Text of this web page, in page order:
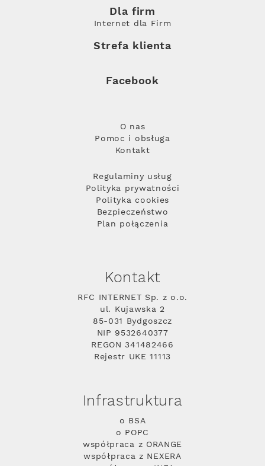
Dla firm
Internet dla Firm
Strefa klienta
Facebook
O nas
Pomoc i obsługa
Kontakt
Regulaminy usług
Polityka prywatności
Polityka cookies
Bezpieczeństwo
Plan połączenia
Kontakt
RFC INTERNET Sp. z o.o.
ul. Kujawska 2
85-031 Bydgoszcz
NIP 9532640377
REGON 341482466
Rejestr UKE 11113
Infrastruktura
o BSA
o POPC
współpraca z ORANGE
współpraca z NEXERA